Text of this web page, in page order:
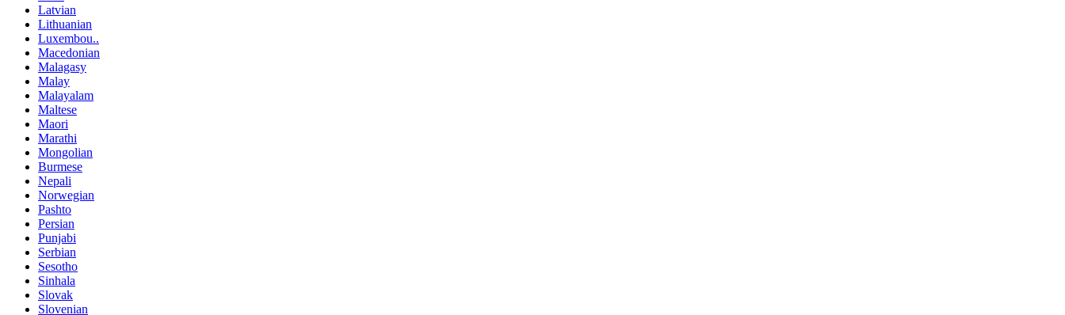
Latvian
Lithuanian
Luxembou..
Macedonian
Malagasy
Malay
Malayalam
Maltese
Maori
Marathi
Mongolian
Burmese
Nepali
Norwegian
Pashto
Persian
Punjabi
Serbian
Sesotho
Sinhala
Slovak
Slovenian